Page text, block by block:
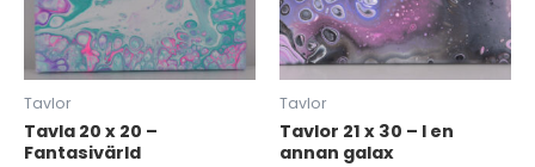
Tavlor
Tavla 20 x 20 –
Fantasivärld
Tavlor
Tavlor 21 x 30 – I en
annan galax